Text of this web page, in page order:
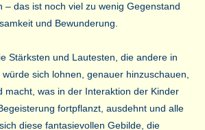
– das ist noch viel zu wenig Gegenstand
und Bewunderung.
Stärksten und Lautesten, die andere in
sich lohnen, genauer hinzuschauen,
macht, was in der Interaktion der Kinder
fortpflanzt, ausdehnt und alle
diese fantasievollen Gebilde, die